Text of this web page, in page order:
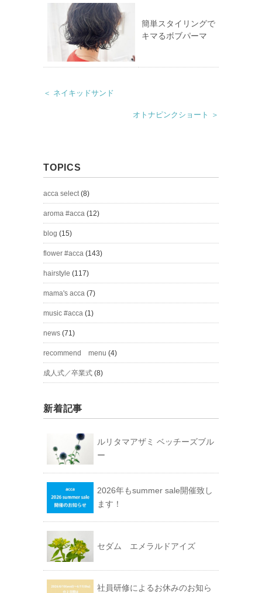
簡単スタイリングで
キマるボブパーマ
＜ ネイキッドサンド
オトナピンクショート ＞
TOPICS
acca select(8)
aroma #acca (12)
blog (15)
flower #acca (143)
hairstyle (117)
mama's acca (7)
music #acca (1)
news (71)
recommend menu (4)
成人式／卒業式 (8)
新着記事
ルリタマアザミ ベッチーズブル
ー
2026年もsummer sale開催致し
ます！
セダム エメラルドアイズ
社員研修によるお休みのお知ら